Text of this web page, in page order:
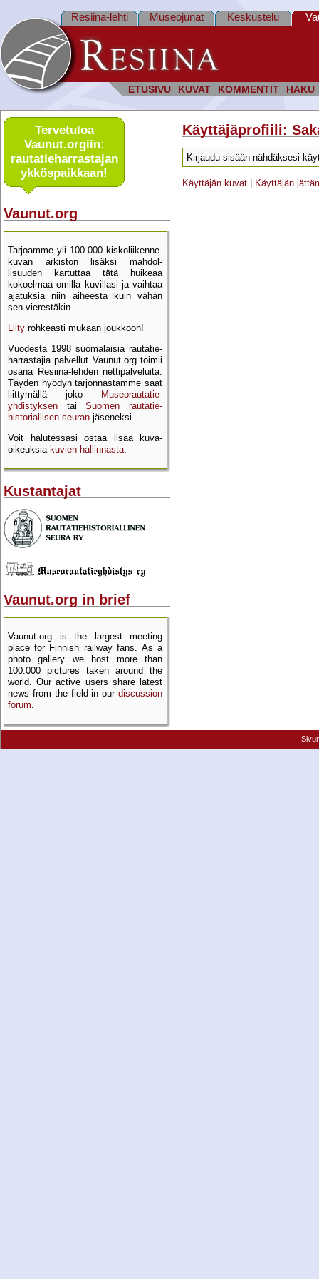
ETUSIVU KUVAT KOMMENTIT HAKU
Resiina-lehti Museojunat Keskustelu
Tervetuloa
Vaunut.orgiin:
rautatie­harrastajan
ykkös­paikkaan!
Vaunut.org
Tarjoamme yli 100 000 kisko­liikenne­
kuvan arkiston lisäksi mahdol­
lisuuden kartu­ttaa tätä huikeaa
kokoelmaa omilla kuvillasi ja vaihtaa
ajatuksia niin aiheesta kuin vähän
sen vierestäkin.
Liity rohkeasti mukaan joukkoon!
Vuodesta 1998 suomalaisia rautatie­
harrastajia palvellut Vaunut.org toimii
osana Resiina-lehden netti­palveluita.
Täyden hyödyn tarjon­nastamme saat
liittymällä joko
Museo­rautatie­
yhdistyksen tai Suomen rautatie­
historial­lisen seuran jäseneksi.
Voit halutessasi ostaa lisää kuva­
oikeuksia kuvien hallinnasta.
Kustantajat
Vaunut.org in brief
Vaunut.org is the largest meeting
place for Finnish railway fans. As a
photo gallery we host more than
100.000 pictures taken around the
world. Our active users share latest
news from the field in our discussion
forum
Käyttäjäprofiili:
Kirjaudu sisään nähdäksesi
Käyttäjän kuvat Käyttäjän